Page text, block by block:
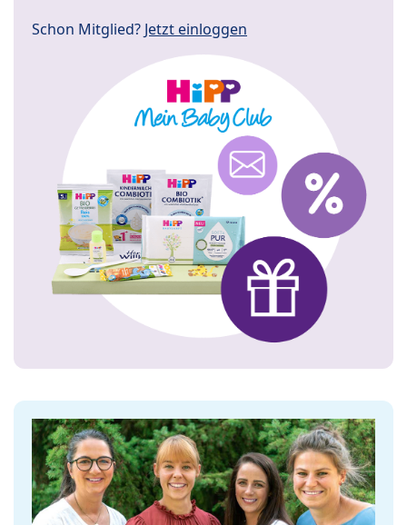
Schon Mitglied? Jetzt einloggen